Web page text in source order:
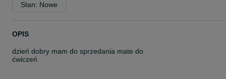
Stan: Nowe
OPIS
dzień dobry mam do sprzedania mate do
ćwiczeń